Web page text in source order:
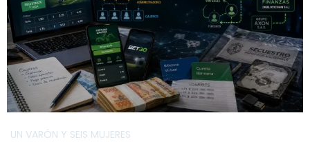
UN VARÓN Y SEIS MUJERES